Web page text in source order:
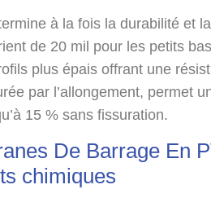
à la fois la durabilité et
de 20 mil pour les petits
plus épais offrant une
par l’allongement, permet
15 % sans fissuration.
De Barrage En
chimiques